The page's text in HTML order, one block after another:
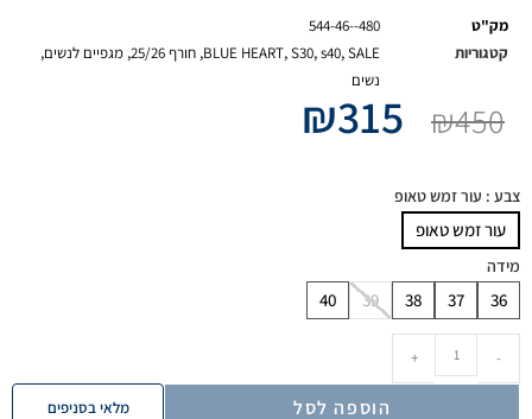
מק"ט
544-46--480
קטגוריות
BLUE HEART,S30,s40,SALE
, חורף 25/26 , מגפיים לנשים,
נשים
₪450
₪315
צבע : עור זמש טאופ
עור זמש טאופ
מידה
36
37
38
39
40
-
+
הוספה לסל מלאי בסניפים